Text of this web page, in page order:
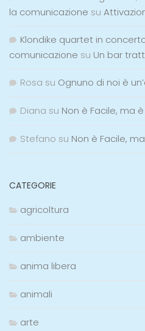
la comunicazione su
Klondike quartet in
comunicazione su Un bar
Rosa su Ognuno di noi è
Diana su Non è Facile, ma
Stefano su Non è Facile,
CATEGORIE
agricoltura
ambiente
anima libera
animali
arte